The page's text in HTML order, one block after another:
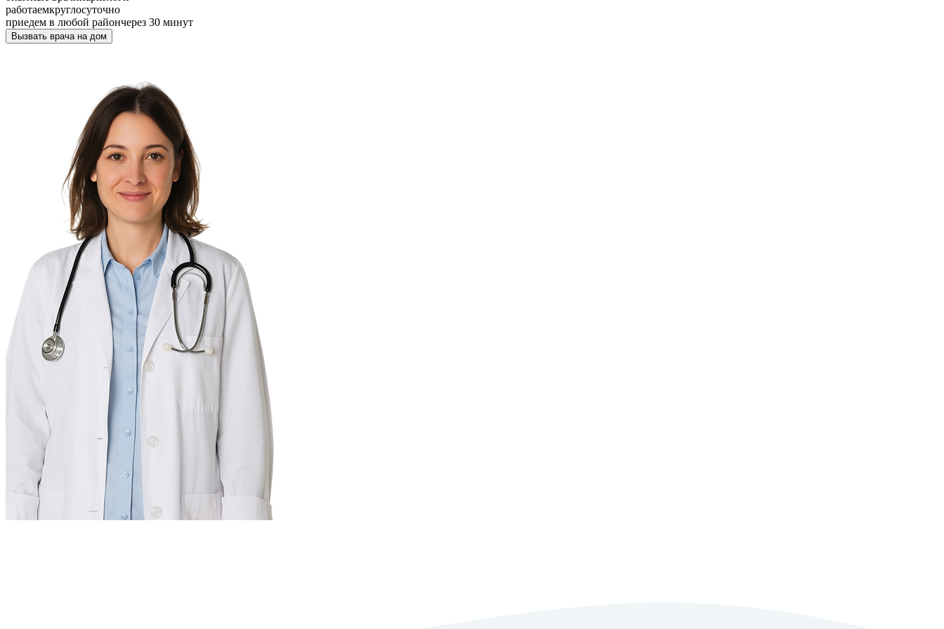
работаемкруглосуточно
приедем в любой райончерез 30 минут
Вызвать врача на дом